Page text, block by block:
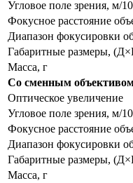
Угловое поле зрения, м/
Фокусное расстояние
Диапазон фокусировки
Габаритные размеры,
Масса, г
Со сменным
Оптическое увеличение
Угловое поле зрения, м/
Фокусное расстояние
Диапазон фокусировки
Габаритные размеры,
Масса, г